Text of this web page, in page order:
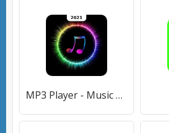
MP3 Player - Music Player & Ringtone Maker